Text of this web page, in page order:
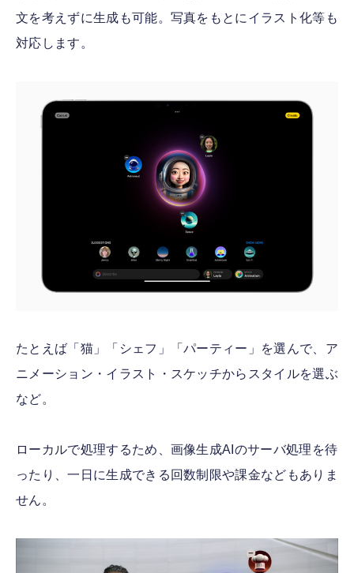
文を考えずに生成も可能。写真をもとにイラスト化等も
対応します。
たとえば「猫」「シェフ」「パーティー」を選んで、ア
ニメーション・イラスト・スケッチからスタイルを選ぶ
など。
ローカルで処理するため、画像生成AIのサーバ処理を待
ったり、一日に生成できる回数制限や課金などもありま
せん。